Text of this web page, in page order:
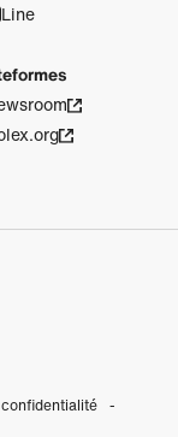
Line